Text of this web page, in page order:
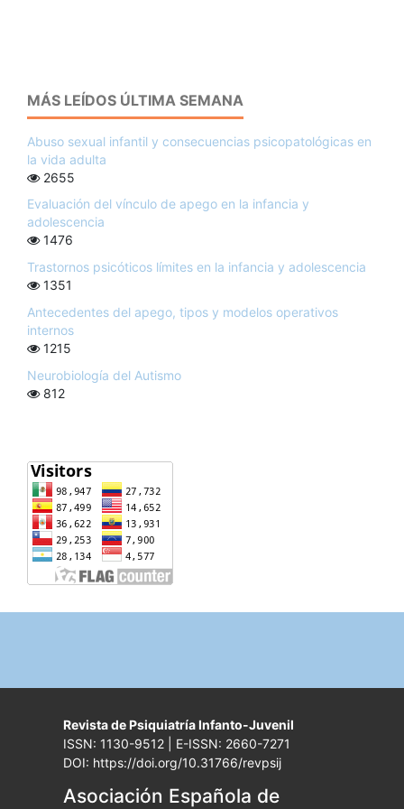
MÁS LEÍDOS ÚLTIMA SEMANA
Abuso sexual infantil y consecuencias psicopatológicas en
la vida adulta
2655
Evaluación del vínculo de apego en la infancia y
adolescencia
1476
Trastornos psicóticos límites en la infancia y adolescencia
1351
Antecedentes del apego, tipos y modelos operativos
internos
1215
Neurobiología del Autismo
812
Revista de Psiquiatría Infanto-Juvenil
ISSN: 1130-9512 | E-ISSN: 2660-7271
DOI: https://doi.org/10.31766/revpsij
Asociación Española de